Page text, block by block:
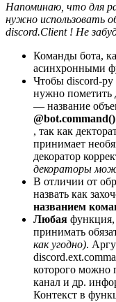
Напоминаю, что для
нужно использовать
discord.Client ! Не
Команды бота,
асинхронными
Чтобы discord-
нужно пометить
— название
, так как
принимает
декоратор
декораторы
В отличии от
назвать как
названием
Любая
принимать
как угодно).
которого можно
канал и др.
Контекст в